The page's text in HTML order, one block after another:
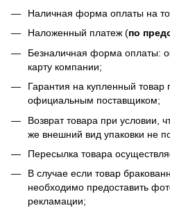
Наличная форма оплаты на
Наложенный платеж (по
Безналичная форма оплаты:
карту компании;
Гарантия на купленный товар
официальным поставщиком;
Возврат товара при условии,
же внешний вид упаковки не
Пересылка товара
В случае если товар
необходимо предоставить
рекламации;